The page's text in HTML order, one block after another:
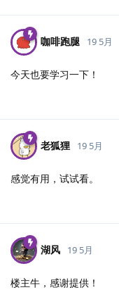
咖啡跑腿 19 5月
今天也要学习一下！
老狐狸 19 5月
感觉有用，试试看。
湖风 19 5月
楼主牛，感谢提供！